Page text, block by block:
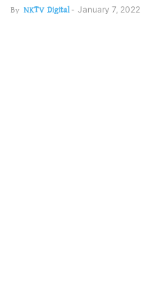
By NKTV Digital- January 7, 2022